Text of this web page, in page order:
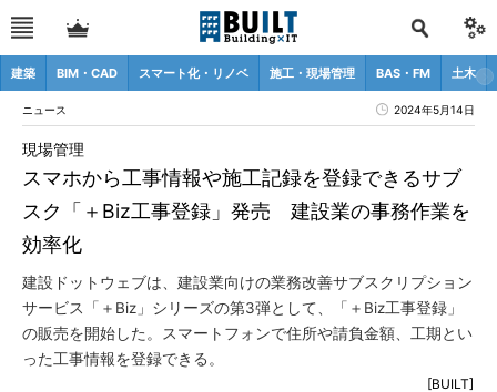
建築 BIM・CAD スマート化・リノベ 施工・現場管理 BAS・FM 土木
ニュース 2024年5月14日
スマホから工事情報や施工記録を登録できるサブ
スク「＋Biz工事登録」発売 建設業の事務作業を
効率化
現場管理
建設ドットウェブは、建設業向けの業務改善サブスクリプション
サービス「＋Biz」シリーズの第3弾として、「＋Biz工事登録」
の販売を開始した。スマートフォンで住所や請負金額、工期とい
った工事情報を登録できる。
[BUILT]